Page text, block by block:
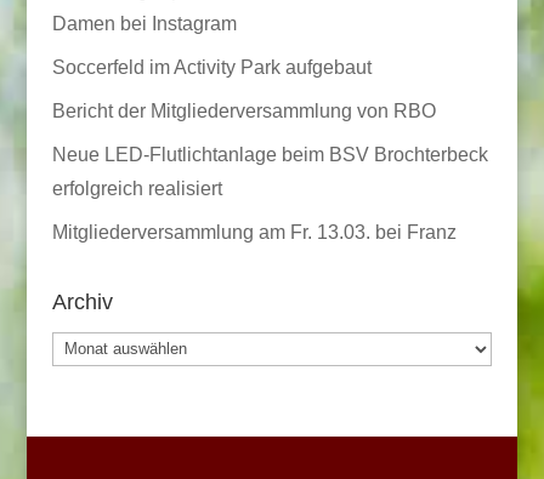
Damen bei Instagram
Soccerfeld im Activity Park aufgebaut
Bericht der Mitgliederversammlung von RBO
Neue LED-Flutlichtanlage beim BSV Brochterbeck
erfolgreich realisiert
Mitgliederversammlung am Fr. 13.03. bei Franz
Archiv
Archiv